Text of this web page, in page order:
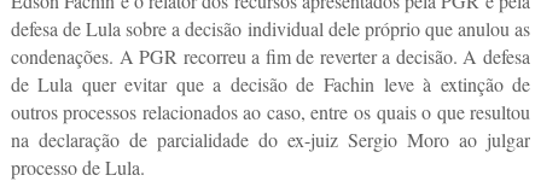
defesa de Lula sobre a decisão individual dele próprio que anulou as
condenações. A PGR recorreu a fim de reverter a decisão. A defesa
de Lula quer evitar que a decisão de Fachin leve à extinção de
outros processos relacionados ao caso, entre os quais o que resultou
na declaração de parcialidade do ex-juiz Sergio Moro ao julgar
processo de Lula.